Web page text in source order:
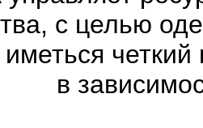
с целью
в